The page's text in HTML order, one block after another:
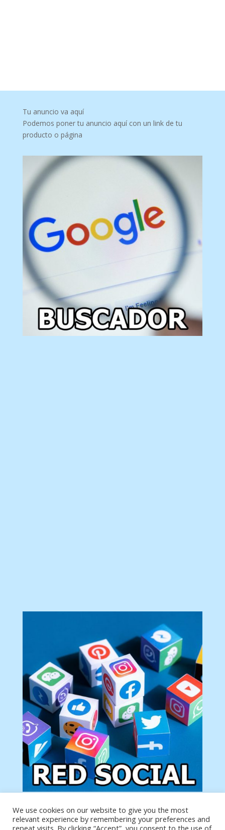
Tu anuncio va aquí
Podemos poner tu anuncio aquí con un link de tu
producto o página
Tu anuncio va aquí
Podemos poner tu anuncio aquí con un link de tu
We use cookies on our website to give you the most
relevant experience by remembering your preferences and
repeat visits. By clicking “Accept”, you consent to the use of